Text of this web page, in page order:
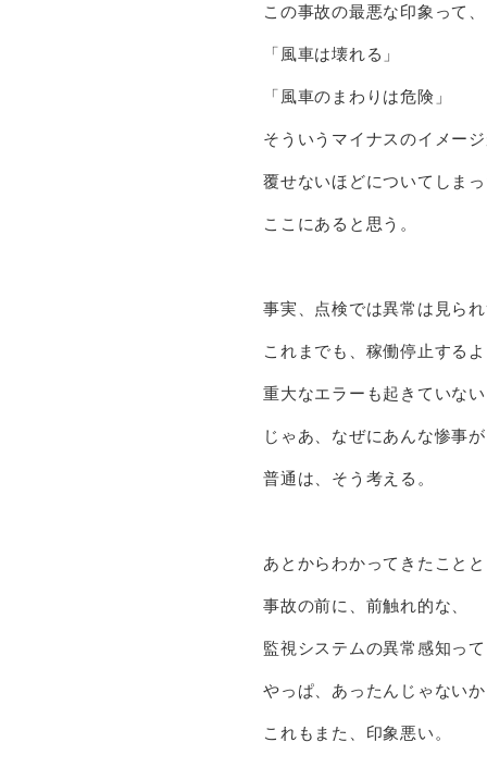
この事故の最悪な印象って、
「風車は壊れる」
「風車のまわりは危険」
そういうマイナスのイメー
覆せないほどについてしま
ここにあると思う。
事実、点検では異常は見ら
これまでも、稼働停止する
重大なエラーも起きていな
じゃあ、なぜにあんな惨事
普通は、そう考える。
あとからわかってきたこと
事故の前に、前触れ的な、
監視システムの異常感知っ
やっぱ、あったんじゃない
これもまた、印象悪い。